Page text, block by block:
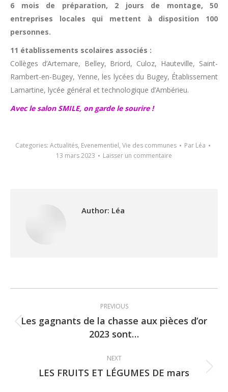
6 mois de préparation, 2 jours de montage, 50
entreprises locales qui mettent à disposition 100
personnes.
11 établissements scolaires associés :
Collèges d’Artemare, Belley, Briord, Culoz, Hauteville, Saint-
Rambert-en-Bugey, Yenne, les lycées du Bugey, Établissement
Lamartine, lycée général et technologique d’Ambérieu.
Avec le salon SMILE, on garde le sourire !
Categories: Actualités, Evenementiel, Vie des communes Par Léa
13 mars 2023
Laisser un commentaire
Author: Léa
navigation
PREVIOUS
Previous
post:
Les gagnants de la chasse aux pièces d’or
2023 sont…
NEXT
Next
LES FRUITS ET LÉGUMES DE mars